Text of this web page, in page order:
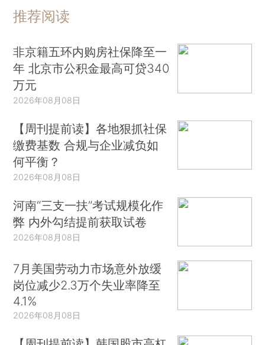
推荐阅读
非京籍五环内购房社保降至一
年 北京市公积金最高可贷340
万元
2026年08月08日
【周刊提前读】各地狠抓社保
缴费基数 合规与企业减负如
何平衡？
2026年08月08日
河南“三支一扶”考试规模化作
弊 内外勾结提前获取试卷
2026年08月08日
7月美国劳动力市场意外放缓
岗位减少2.3万个失业率降至
4.1%
2026年08月08日